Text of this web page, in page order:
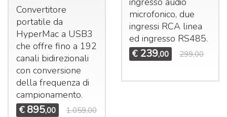
Convertitore
portatile da
HyperMac a USB3
che offre fino a 192
canali bidirezionali
con conversione
della frequenza di
campionamento.
€ 895,00 1.059,00
microfonico, due
ingressi RCA linea
ed ingresso RS485.
€ 239,00 299,00